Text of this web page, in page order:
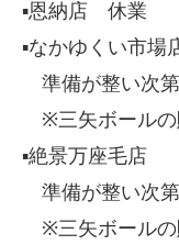
▪️恩納店 休業
▪️なかゆくい市場
準備が整い次
※三矢ボールの
▪️絶景万座毛店
準備が整い次
※三矢ボールの